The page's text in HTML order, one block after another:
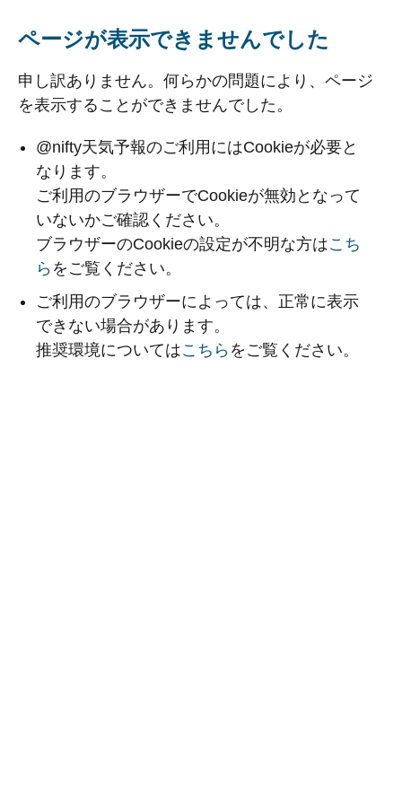
ページが表示できませんでした
申し訳ありません。何らかの問題により、ページ
を表示することができませんでした。
@nifty天気予報のご利用にはCookieが必要と
なります。
ご利用のブラウザーでCookieが無効となって
いないかご確認ください。
ブラウザーのCookieの設定が不明な方はこち
ら をご覧ください。
ご利用のブラウザーによっては、正常に表示
できない場合があります。
推奨環境についてはこちら をご覧ください。